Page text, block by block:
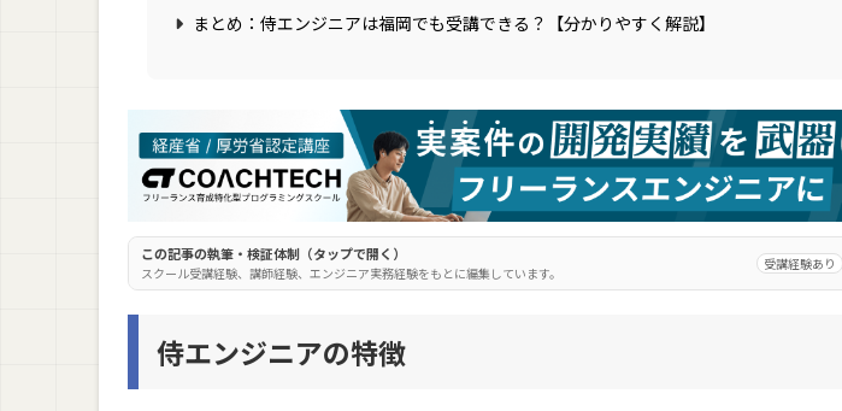
まとめ：侍エンジニアは福岡でも受講できる？【分かりやすく解説】
この記事の執筆・検証体制（タップで開く）
スクール受講経験、講師経験、エンジニア実務経験をもとに編集しています。
受講経験あり
侍エンジニアの特徴